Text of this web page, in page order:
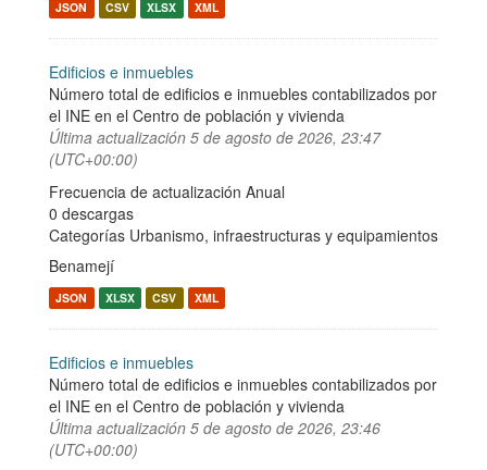
JSON CSV XLSX XML
Edificios e inmuebles
Número total de edificios e inmuebles contabilizados por
el INE en el Centro de población y vivienda
Última actualización 5 de agosto de 2026, 23:47
(UTC+00:00)
Frecuencia de actualización Anual
0 descargas
Categorías Urbanismo, infraestructuras y equipamientos
Benamejí
JSON XLSX CSV XML
Edificios e inmuebles
Número total de edificios e inmuebles contabilizados por
el INE en el Centro de población y vivienda
Última actualización 5 de agosto de 2026, 23:46
(UTC+00:00)